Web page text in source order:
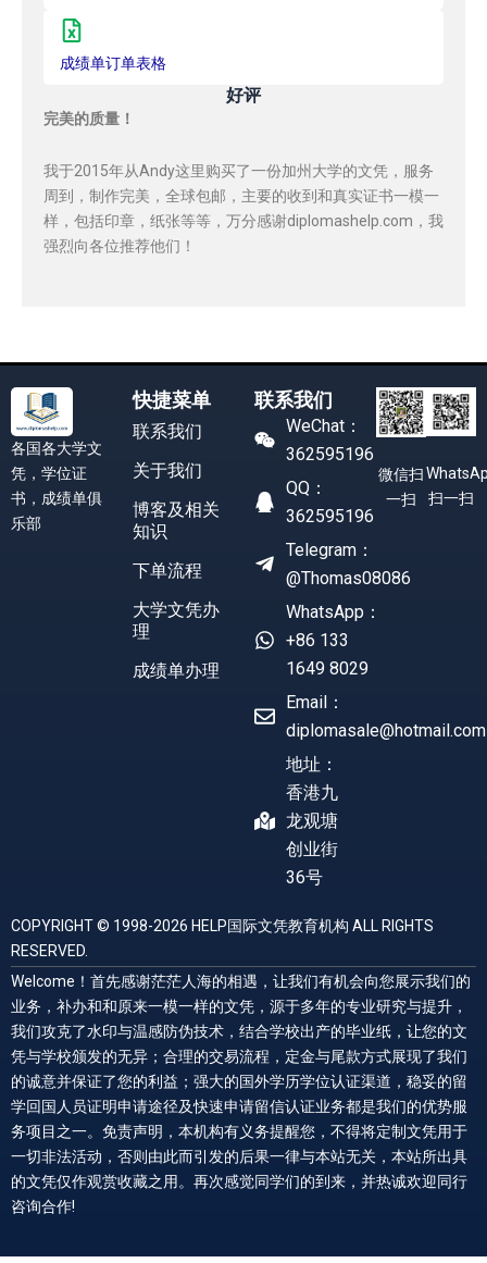
成绩单订单表格
好评
完美的质量！
我于2015年从Andy这里购买了一份加州大学的文凭，服务
周到，制作完美，全球包邮，主要的收到和真实证书一模一
样，包括印章，纸张等等，万分感谢diplomashelp.com，我
强烈向各位推荐他们！
各国各大学文
凭，学位证
书，成绩单俱
乐部
快捷菜单
联系我们
关于我们
博客及相关
知识
下单流程
大学文凭办
理
成绩单办理
联系我们
WeChat：
362595196
QQ：
362595196
Telegram：
@Thomas08086
WhatsApp：
+86 133
1649 8029
Email：
diplomasale@hotmail.com
地址：
香港九
龙观塘
创业街
36号
微信扫
一扫
扫一扫
COPYRIGHT © 1998-2026 HELP国际文凭教育机构 ALL RIGHTS
RESERVED.
Welcome！首先感谢茫茫人海的相遇，让我们有机会向您展示我们的
业务，补办和和原来一模一样的文凭，源于多年的专业研究与提升，
我们攻克了水印与温感防伪技术，结合学校出产的毕业纸，让您的文
凭与学校颁发的无异；合理的交易流程，定金与尾款方式展现了我们
的诚意并保证了您的利益；强大的国外学历学位认证渠道，稳妥的留
学回国人员证明申请途径及快速申请留信认证业务都是我们的优势服
务项目之一。免责声明，本机构有义务提醒您，不得将定制文凭用于
一切非法活动，否则由此而引发的后果一律与本站无关，本站所出具
的文凭仅作观赏收藏之用。再次感觉同学们的到来，并热诚欢迎同行
咨询合作!